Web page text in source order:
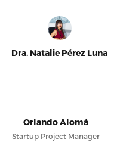
Dra. Natalie Pérez Luna
Orlando Alomá
Startup Project Manager